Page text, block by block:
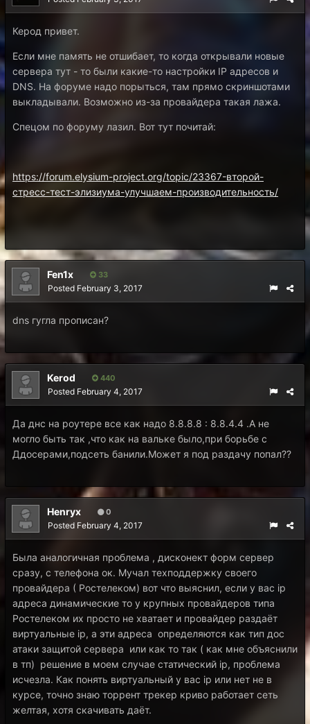
Керод привет.
Если мне память не отшибает, то когда открывали новые
сервера тут - то были какие-то настройки IP адресов и
DNS. На форуме надо порыться, там прямо скриншотами
выкладывали. Возможно из-за провайдера такая лажа.
Спецом по форуму лазил. Вот тут почитай:
https://forum.elysium-project.org/topic/23367-второй-
стресс-тест-элизиума-улучшаем-производительность/
Fen1x 33
Posted February 3, 2017
dns гугла прописан?
Kerod 440
Posted February 4, 2017
Да днс на роутере все как надо 8.8.8.8 : 8.8.4.4 .А не
могло быть так ,что как на вальке было,при борьбе с
Ддосерами,подсеть банили.Может я под раздачу попал??
Henryx 0
Posted February 4, 2017
Была аналогичная проблема , дисконект форм сервер
сразу, с телефона ок. Мучал техподдержку своего
провайдера ( Ростелеком) вот что выяснил, если у вас ip
адреса динамические то у крупных провайдеров типа
Ростелеком их просто не хватает и провайдер раздаёт
виртуальные ip, а эти адреса определяются как тип дос
атаки защитой сервера или как то так ( как мне объяснили
в тп) решение в моем случае статический ip, проблема
исчезла. Как понять виртуальный у вас ip или нет не в
курсе, точно знаю торрент трекер криво работает сеть
желтая, хотя скачивать даёт.